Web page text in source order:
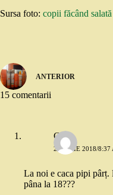
Sursa foto: copii făcând salată
ANTERIOR
15 comentarii
Gabi
24 IULIE 2018/8:37
La noi e caca pipi pârț.
pâna la 18???